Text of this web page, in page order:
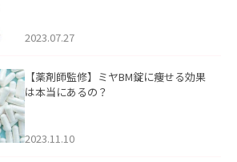
2023.07.27
【薬剤師監修】ミヤBM錠に痩せる効果
は本当にあるの？
2023.11.10